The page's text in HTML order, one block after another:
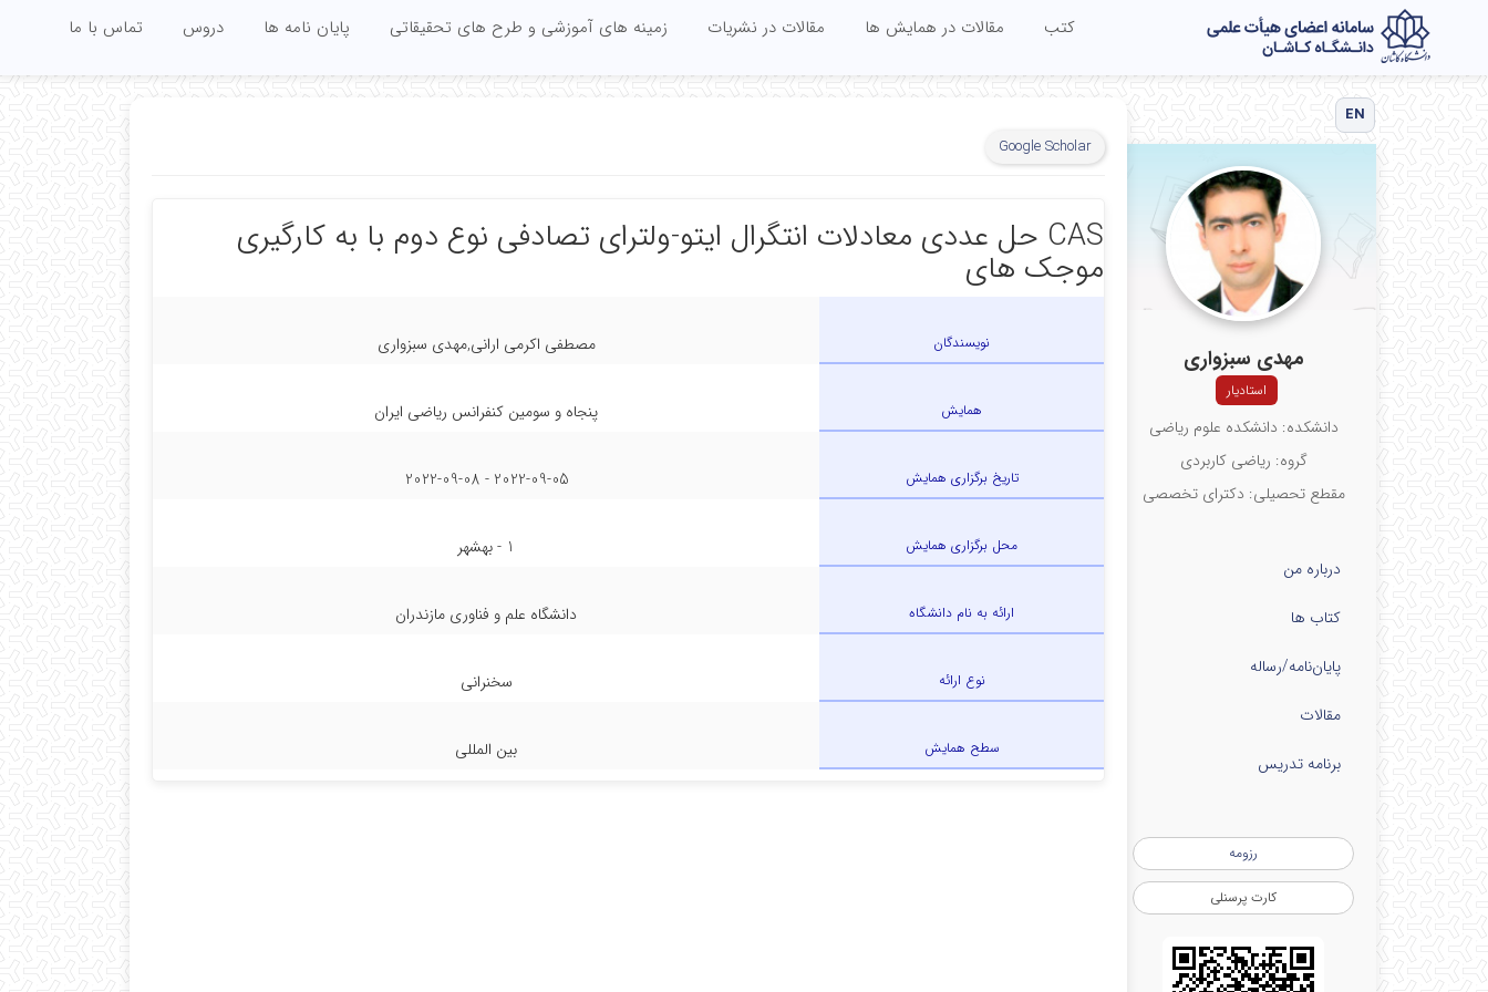
کتب مقالات در همایش ها مقالات در نشریات زمینه های آموزشی و طرح های تحقیقاتی پایان نامه ها دروس تماس با ما
EN
مهدی سبزواری
استادیار
دانشکده: دانشکده علوم ریاضی
گروه: ریاضی کاربردی
مقطع تحصیلی: دکترای تخصصی
درباره من
کتاب ها
پایان‌نامه‌/رساله
مقالات
برنامه تدریس
رزومه
کارت پرسنلی
Google Scholar
CAS حل عددی معادلات انتگرال ایتو-ولترای تصادفی نوع دوم با به کارگیری
موجک های
نویسندگان مصطفی اکرمی ارانی,مهدی سبزواری
همایش پنجاه و سومین کنفرانس ریاضی ایران
تاریخ برگزاری همایش 2022-09-05 - 2022-09-08
محل برگزاری همایش 1 - بهشهر
ارائه به نام دانشگاه دانشگاه علم و فناوری مازندران
نوع ارائه سخنرانی
سطح همایش بین المللی